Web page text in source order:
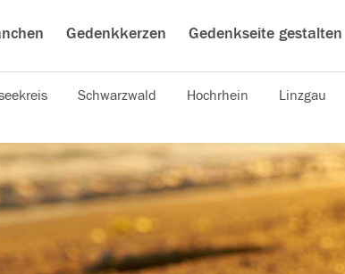
Gedenkkerzen Gedenkseite gestalten
Schwarzwald Hochrhein Linzgau